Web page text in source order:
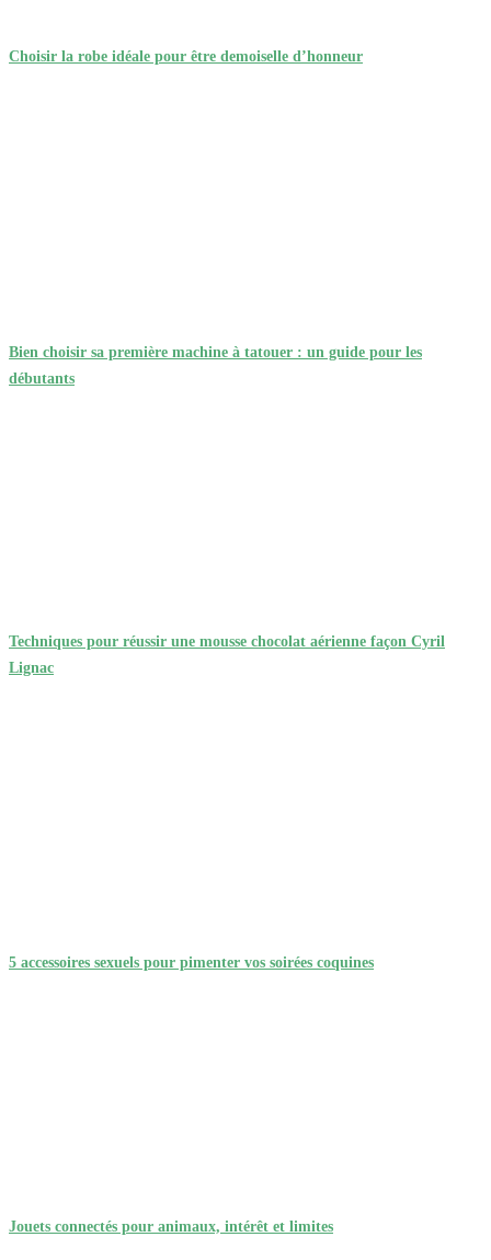
Choisir la robe idéale pour être demoiselle d’honneur
Bien choisir sa première machine à tatouer : un guide pour les
débutants
Techniques pour réussir une mousse chocolat aérienne façon Cyril
Lignac
5 accessoires sexuels pour pimenter vos soirées coquines
Jouets connectés pour animaux, intérêt et limites